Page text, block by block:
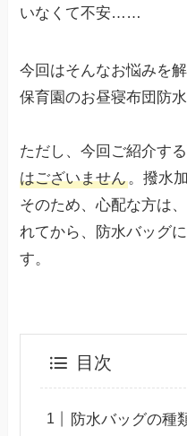
いなくて不安……
今回はそんなお悩みを解
保育園のお昼寝布団防
ただし、今回ご紹介す
はございません。撥水
そのため、心配な方は
れてから、防水バッグ
す。
目次
防水バッグの種